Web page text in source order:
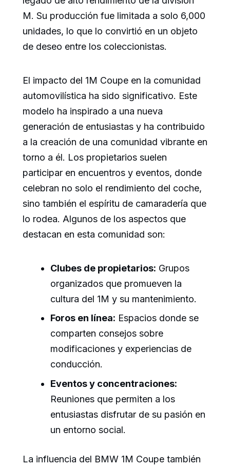
M. Su producción fue limitada a solo 6,000
unidades, lo que lo convirtió en un objeto
de deseo entre los coleccionistas.
El impacto del 1M Coupe en la comunidad
automovilística ha sido significativo. Este
modelo ha inspirado a una nueva
generación de entusiastas y ha contribuido
a la creación de una comunidad vibrante en
torno a él. Los propietarios suelen
participar en encuentros y eventos, donde
celebran no solo el rendimiento del coche,
sino también el espíritu de camaradería que
lo rodea. Algunos de los aspectos que
destacan en esta comunidad son:
Clubes de propietarios: Grupos
organizados que promueven la
cultura del 1M y su mantenimiento.
Foros en línea: Espacios donde se
comparten consejos sobre
modificaciones y experiencias de
conducción.
Eventos y concentraciones:
Reuniones que permiten a los
entusiastas disfrutar de su pasión en
un entorno social.
La influencia del BMW 1M Coupe también